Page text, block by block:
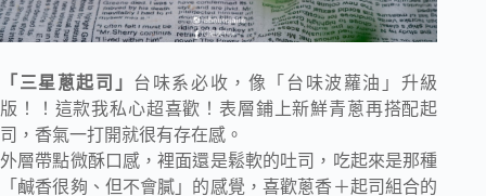
「三星蔥起司」 台味系必收，像「台味波蘿油」升級
版！！這款我私心超喜歡！表層鋪上新鮮青蔥再搭配起
司，香氣一打開就很有存在感。
外層帶點微酥口感，裡面還是鬆軟的吐司，吃起來是那種
「鹹香很夠、但不會膩」的感覺，喜歡蔥香＋起司組合的